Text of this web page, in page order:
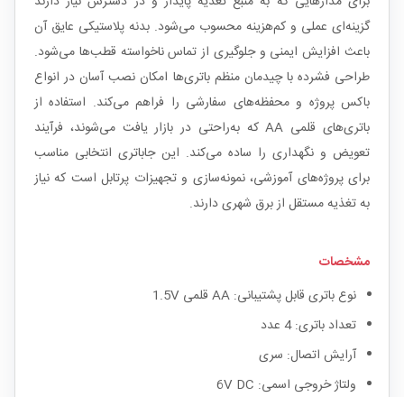
گزینه‌ای عملی و کم‌هزینه محسوب می‌شود. بدنه پلاستیکی عایق آن
باعث افزایش ایمنی و جلوگیری از تماس ناخواسته قطب‌ها می‌شود.
طراحی فشرده با چیدمان منظم باتری‌ها امکان نصب آسان در انواع
باکس پروژه و محفظه‌های سفارشی را فراهم می‌کند. استفاده از
باتری‌های قلمی AA که به‌راحتی در بازار یافت می‌شوند، فرآیند
تعویض و نگهداری را ساده می‌کند. این جاباتری انتخابی مناسب
برای پروژه‌های آموزشی، نمونه‌سازی و تجهیزات پرتابل است که نیاز
به تغذیه مستقل از برق شهری دارند.
مشخصات
نوع باتری قابل پشتیبانی: AA قلمی 1.5V
تعداد باتری: 4 عدد
آرایش اتصال: سری
ولتاژ خروجی اسمی: 6V DC